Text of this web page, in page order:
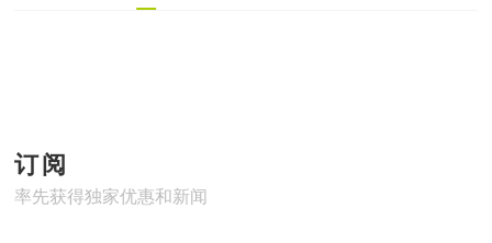
订阅
率先获得独家优惠和新闻